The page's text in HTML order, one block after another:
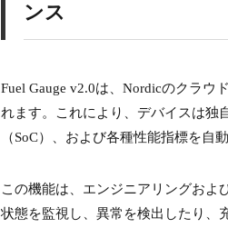
ンス
Fuel Gauge v2.0は、Nordicのクラウ
れます。これにより、デバイスは独
（SoC）、および各種性能指標を自
この機能は、エンジニアリングおよ
状態を監視し、異常を検出したり、